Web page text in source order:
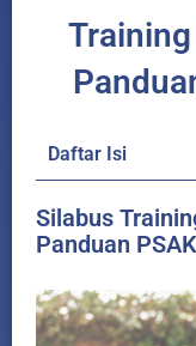
Daftar Isi
Silabus
Panduan